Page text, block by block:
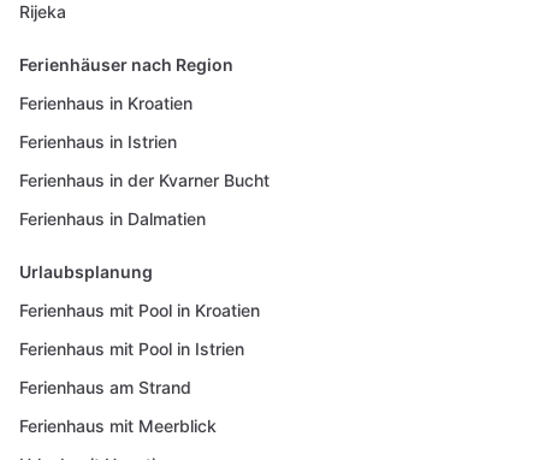
Rijeka
Ferienhäuser nach Region
Ferienhaus in Kroatien
Ferienhaus in Istrien
Ferienhaus in der Kvarner Bucht
Ferienhaus in Dalmatien
Urlaubsplanung
Ferienhaus mit Pool in Kroatien
Ferienhaus mit Pool in Istrien
Ferienhaus am Strand
Ferienhaus mit Meerblick